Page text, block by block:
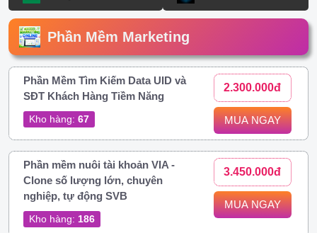
Phần Mềm Marketing
Phần Mềm Tìm Kiếm Data UID và
SĐT Khách Hàng Tiềm Năng
Kho hàng: 67
2.300.000đ
MUA NGAY
Phần mềm nuôi tài khoản VIA -
Clone số lượng lớn, chuyên
nghiệp, tự động SVB
Kho hàng: 186
3.450.000đ
MUA NGAY